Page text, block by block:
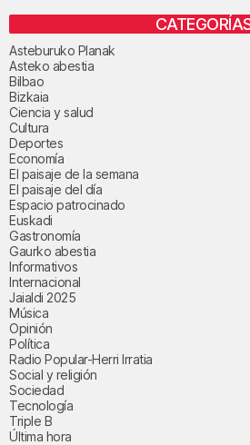
Asteburuko Planak
Asteko abestia
Bilbao
Bizkaia
Ciencia y salud
Cultura
Deportes
Economía
El paisaje de la semana
El paisaje del día
Espacio patrocinado
Euskadi
Gastronomía
Gaurko abestia
Informativos
Internacional
Jaialdi 2025
Música
Opinión
Política
Radio Popular-Herri Irratia
Social y religión
Sociedad
Tecnología
Triple B
Última hora